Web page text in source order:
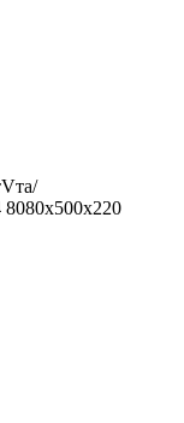
8080x500x220